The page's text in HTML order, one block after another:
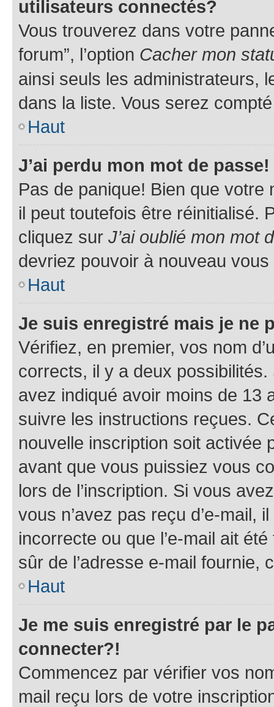
utilisateurs connectés?
Vous trouverez dans votre
forum”, l’option Cacher mon
ainsi seuls les administrateurs,
dans la liste. Vous serez
Haut
J’ai perdu mon mot de passe!
Pas de panique! Bien que
il peut toutefois être réinitialisé.
cliquez sur J’ai oublié mon mot
devriez pouvoir à nouveau
Haut
Je suis enregistré mais je ne
Vérifiez, en premier, vos nom
corrects, il y a deux
avez indiqué avoir moins de 13
suivre les instructions reçues.
nouvelle inscription soit activée
avant que vous puissiez vous
lors de l’inscription. Si vous
vous n’avez pas reçu d’e-mail,
incorrecte ou que l’e-mail ait
sûr de l’adresse e-mail fournie,
Haut
Je me suis enregistré par le
connecter?!
Commencez par vérifier vos
mail reçu lors de votre